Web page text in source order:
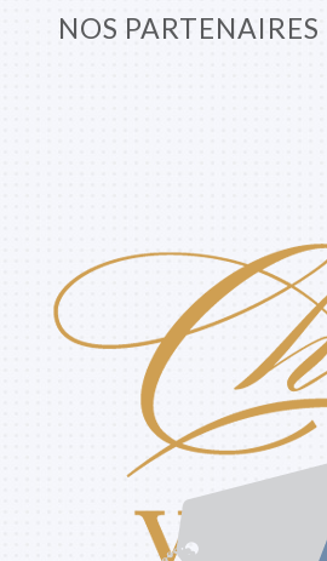
NOS PARTENAIRES